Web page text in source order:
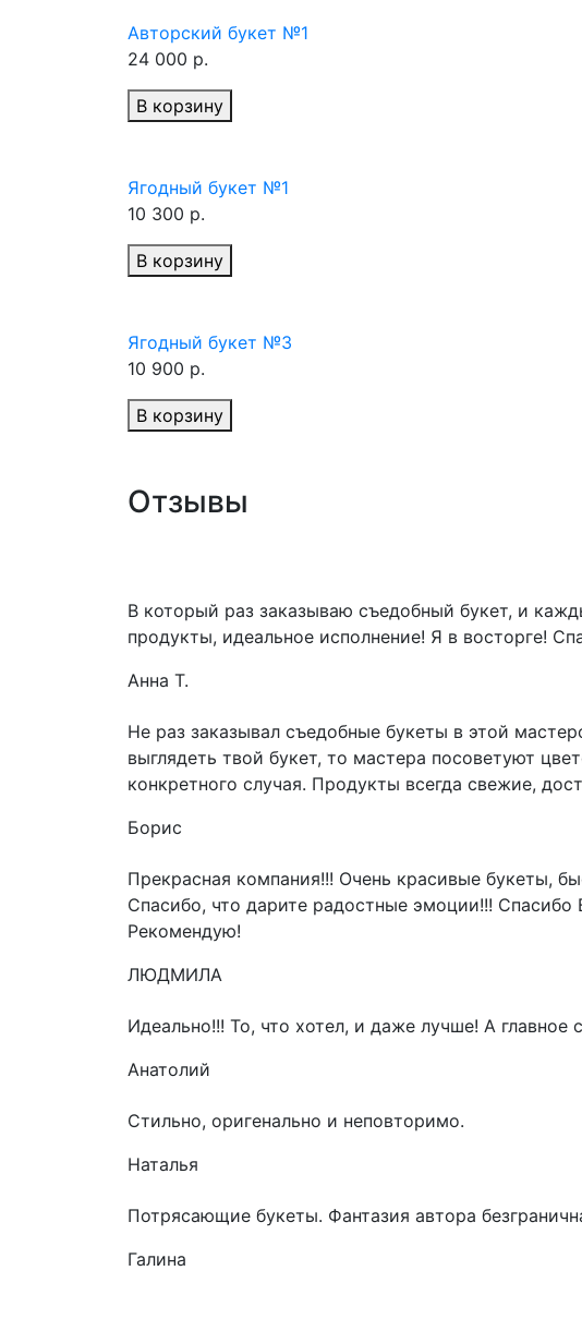
Авторский букет №1
24 000 р.
В корзину
Ягодный букет №1
10 300 р.
В корзину
Ягодный букет №3
10 900 р.
В корзину
Отзывы
В который раз заказываю съедобный букет, и
продукты, идеальное исполнение! Я в восторге!
Анна Т.
Не раз заказывал съедобные букеты в этой
выглядеть твой букет, то мастера посоветуют
конкретного случая. Продукты всегда свежие,
Борис
Прекрасная компания!!! Очень красивые букеты,
Спасибо, что дарите радостные эмоции!!! Спасибо
Рекомендую!
ЛЮДМИЛА
Идеально!!! То, что хотел, и даже лучше! А
Анатолий
Стильно, оригенально и неповторимо.
Наталья
Потрясающие букеты. Фантазия автора
Галина